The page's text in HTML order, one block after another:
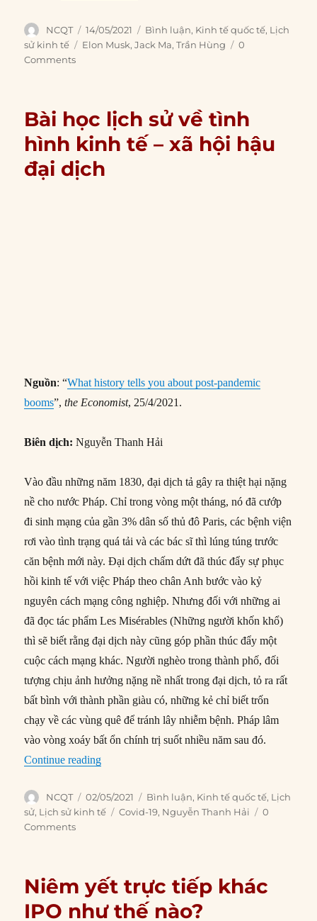
Author
NCQT
Posted
on
14/05/2021 Categories
Bình luận, Kinh tế quốc tế, Lịch
sử kinh tế
Tags
Elon Musk,Jack Ma,Trần Hùng
0
Comments
Bài học lịch sử về tình
hình kinh tế – xã hội hậu
đại dịch
Nguồn: “What history tells you about post-pandemic
booms”,the Economist, 25/4/2021.
Biên dịch: Nguyễn Thanh Hải
Vào đầu những năm 1830, đại dịch tả gây ra thiệt hại nặng
nề cho nước Pháp. Chỉ trong vòng một tháng, nó đã cướp
đi sinh mạng của gần 3% dân số thủ đô Paris, các bệnh viện
rơi vào tình trạng quá tải và các bác sĩ thì lúng túng trước
căn bệnh mới này. Đại dịch chấm dứt đã thúc đẩy sự phục
hồi kinh tế với việc Pháp theo chân Anh bước vào kỷ
nguyên cách mạng công nghiệp. Nhưng đối với những ai
đã đọc tác phẩm Les Misérables (Những người khốn khổ)
thì sẽ biết rằng đại dịch này cũng góp phần thúc đẩy một
cuộc cách mạng khác. Người nghèo trong thành phố, đối
tượng chịu ảnh hưởng nặng nề nhất trong đại dịch, tỏ ra rất
bất bình với thành phần giàu có, những kẻ chỉ biết trốn
chạy về các vùng quê để tránh lây nhiễm bệnh. Pháp lâm
vào vòng xoáy bất ổn chính trị suốt nhiều năm sau đó.
Continue reading“Bài học lịch sử về tình hình kinh tế – xã hội
Author
NCQT
Posted
on
02/05/2021 Categories
Bình luận, Kinh tế quốc tế, Lịch
sử, Lịch sử kinh tế Tags
Covid-19, Nguyễn Thanh Hải
0
Comments
Niêm yết trực tiếp khác
IPO như thế nào?